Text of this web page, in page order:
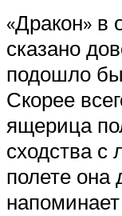
«Дракон» в
сказано
подошло бы
Скорее
ящерица
сходства
полете она